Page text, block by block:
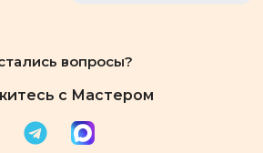
вопросы?
с Мастером